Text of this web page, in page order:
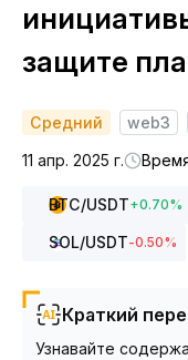
защите
Средний web3
11 апр. 2025 г.
BTC/USDT+0.70%
SOL/USDT-0.50%
Краткий
Узнавайте